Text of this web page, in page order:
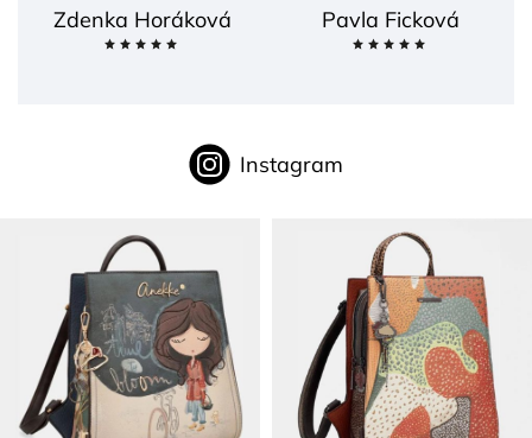
Zdenka Horáková Pavla Ficková
Instagram